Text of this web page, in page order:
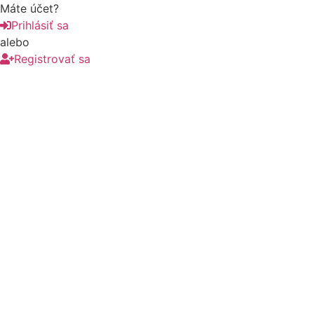
Máte účet?
Prihlásiť sa
alebo
Registrovať sa